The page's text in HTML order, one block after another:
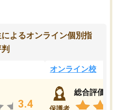
によるオンライン個別指
3.4
オンライン校
保護者
総合評価